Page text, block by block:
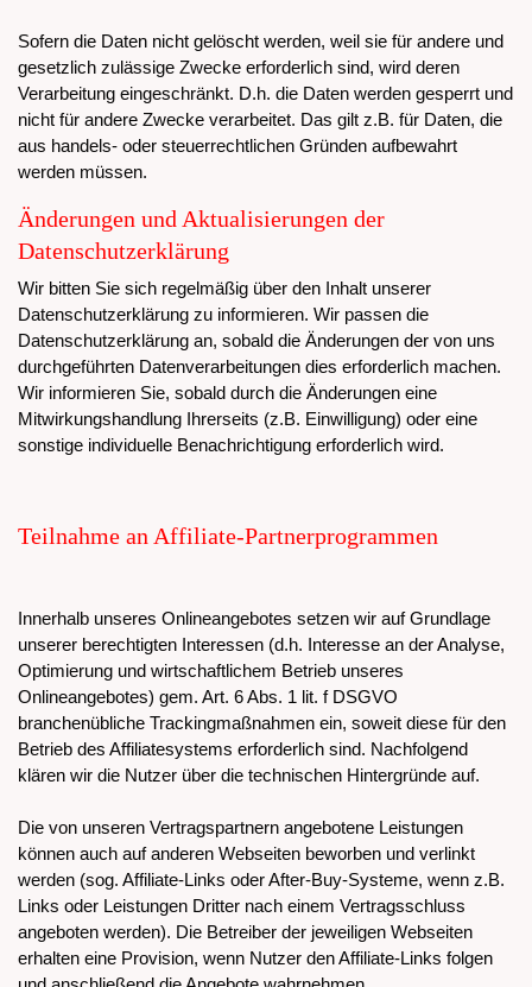
Sofern die Daten nicht gelöscht werden, weil sie für andere und
gesetzlich zulässige Zwecke erforderlich sind, wird deren
Verarbeitung eingeschränkt. D.h. die Daten werden gesperrt und
nicht für andere Zwecke verarbeitet. Das gilt z.B. für Daten, die
aus handels- oder steuerrechtlichen Gründen aufbewahrt
werden müssen.
Änderungen und Aktualisierungen der
Datenschutzerklärung
Wir bitten Sie sich regelmäßig über den Inhalt unserer
Datenschutzerklärung zu informieren. Wir passen die
Datenschutzerklärung an, sobald die Änderungen der von uns
durchgeführten Datenverarbeitungen dies erforderlich machen.
Wir informieren Sie, sobald durch die Änderungen eine
Mitwirkungshandlung Ihrerseits (z.B. Einwilligung) oder eine
sonstige individuelle Benachrichtigung erforderlich wird.
Teilnahme an Affiliate-Partnerprogrammen
Innerhalb unseres Onlineangebotes setzen wir auf Grundlage
unserer berechtigten Interessen (d.h. Interesse an der Analyse,
Optimierung und wirtschaftlichem Betrieb unseres
Onlineangebotes) gem. Art. 6 Abs. 1 lit. f DSGVO
branchenübliche Trackingmaßnahmen ein, soweit diese für den
Betrieb des Affiliatesystems erforderlich sind. Nachfolgend
klären wir die Nutzer über die technischen Hintergründe auf.
Die von unseren Vertragspartnern angebotene Leistungen
können auch auf anderen Webseiten beworben und verlinkt
werden (sog. Affiliate-Links oder After-Buy-Systeme, wenn z.B.
Links oder Leistungen Dritter nach einem Vertragsschluss
angeboten werden). Die Betreiber der jeweiligen Webseiten
erhalten eine Provision, wenn Nutzer den Affiliate-Links folgen